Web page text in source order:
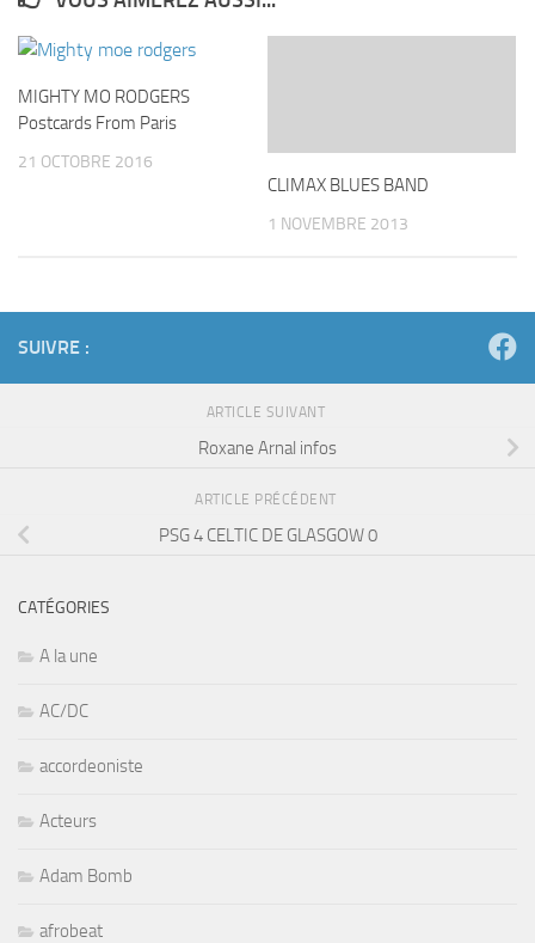
MIGHTY MO RODGERS
Postcards From Paris
21 OCTOBRE 2016
CLIMAX BLUES BAND
1 NOVEMBRE 2013
SUIVRE :
ARTICLE SUIVANT
Roxane Arnal infos
ARTICLE PRÉCÉDENT
PSG 4 CELTIC DE GLASGOW 0
CATÉGORIES
A la une
AC/DC
accordeoniste
Acteurs
Adam Bomb
afrobeat